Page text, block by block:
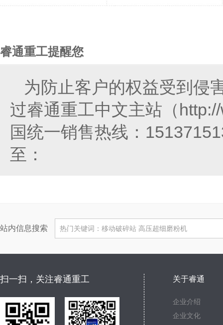
睿通重工提醒您
为防止客户的权益受到侵
过睿通重工中文主站（
国统一销售热线：
至：
站内信息搜索
扫一扫，关注睿通重工 关于睿通
企业介绍
企业文化